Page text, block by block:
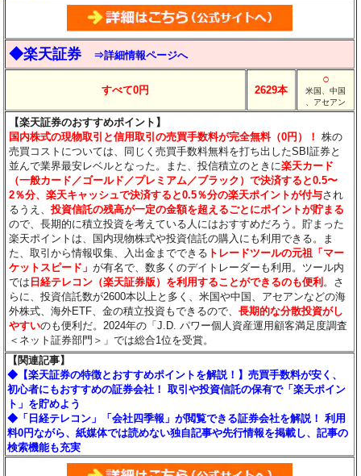
◆楽天証券 ⇒詳細情報ページへ
すべて0円 2629本
○
米国、中国
、アセアン
【楽天証券のおすすめポイント】
国内株式の現物取引と信用取引の売買手数料が完全無料（0円）！ 株の
売買コストについては、同じく売買手数料無料を打ち出したSBI証券と
並んで業界最安レベルとなった。また、投信積立のときに楽天カード
（一般カード／ゴールド／プレミアム／ブラック）で決済すると0.5〜
2％分、楽天キャッシュで決済すると0.5％分の楽天ポイントが付与され
るうえ、投資信託の残高が一定の金額を超えるごとにポイントが貯まる
ので、長期的に積立投資を考えている人にはおすすめだろう。貯まった
楽天ポイントは、国内現物株式や投資信託の購入にも利用できる。ま
た、取引から情報収集、入出金までできる トレードツールの元祖「マー
ケットスピード」が有名で、数多くのデイトレーダーも利用。ツール内
では 日経テレコン（楽天証券版）を利用することができるのも便利 。さ
らに、投資信託数が2600本以上と多く、米国や中国、アセアンなどの海
外株式、海外ETF、金の積立投資もできるので、長期的な分散投資がし
やすいのも便利だ。2024年の「J.D. パワー個人資産運用顧客満足度調査
＜ネット証券部門＞」では総合1位を受賞。
【関連記事】
◆【楽天証券の特徴とおすすめポイントを解説！】売買手数料が安く、
初心者にもおすすめの証券会社！ 取引や投資信託の保有で「楽天ポイン
ト」を貯めよう
◆「日経テレコン」「会社四季報」が閲覧できる証券会社を解説！ 利用
料0円ながら、紙媒体では読めない独自記事や先行情報を掲載し、記事の
検索機能も充実